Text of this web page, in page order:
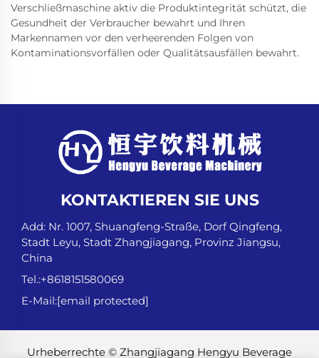
Verschließmaschine aktiv die Produktintegrität schützt, die
Gesundheit der Verbraucher bewahrt und Ihren
Markennamen vor den verheerenden Folgen von
Kontaminationsvorfällen oder Qualitätsausfällen bewahrt.
KONTAKTIEREN SIE UNS
Add: Nr. 1007, Shuangfeng-Straße, Dorf Qingfeng,
Stadt Leyu, Stadt Zhangjiagang, Provinz Jiangsu,
China
Tel.:+8618151580069
E-Mail:[email protected]
Urheberrechte © Zhangjiagang Hengyu Beverage